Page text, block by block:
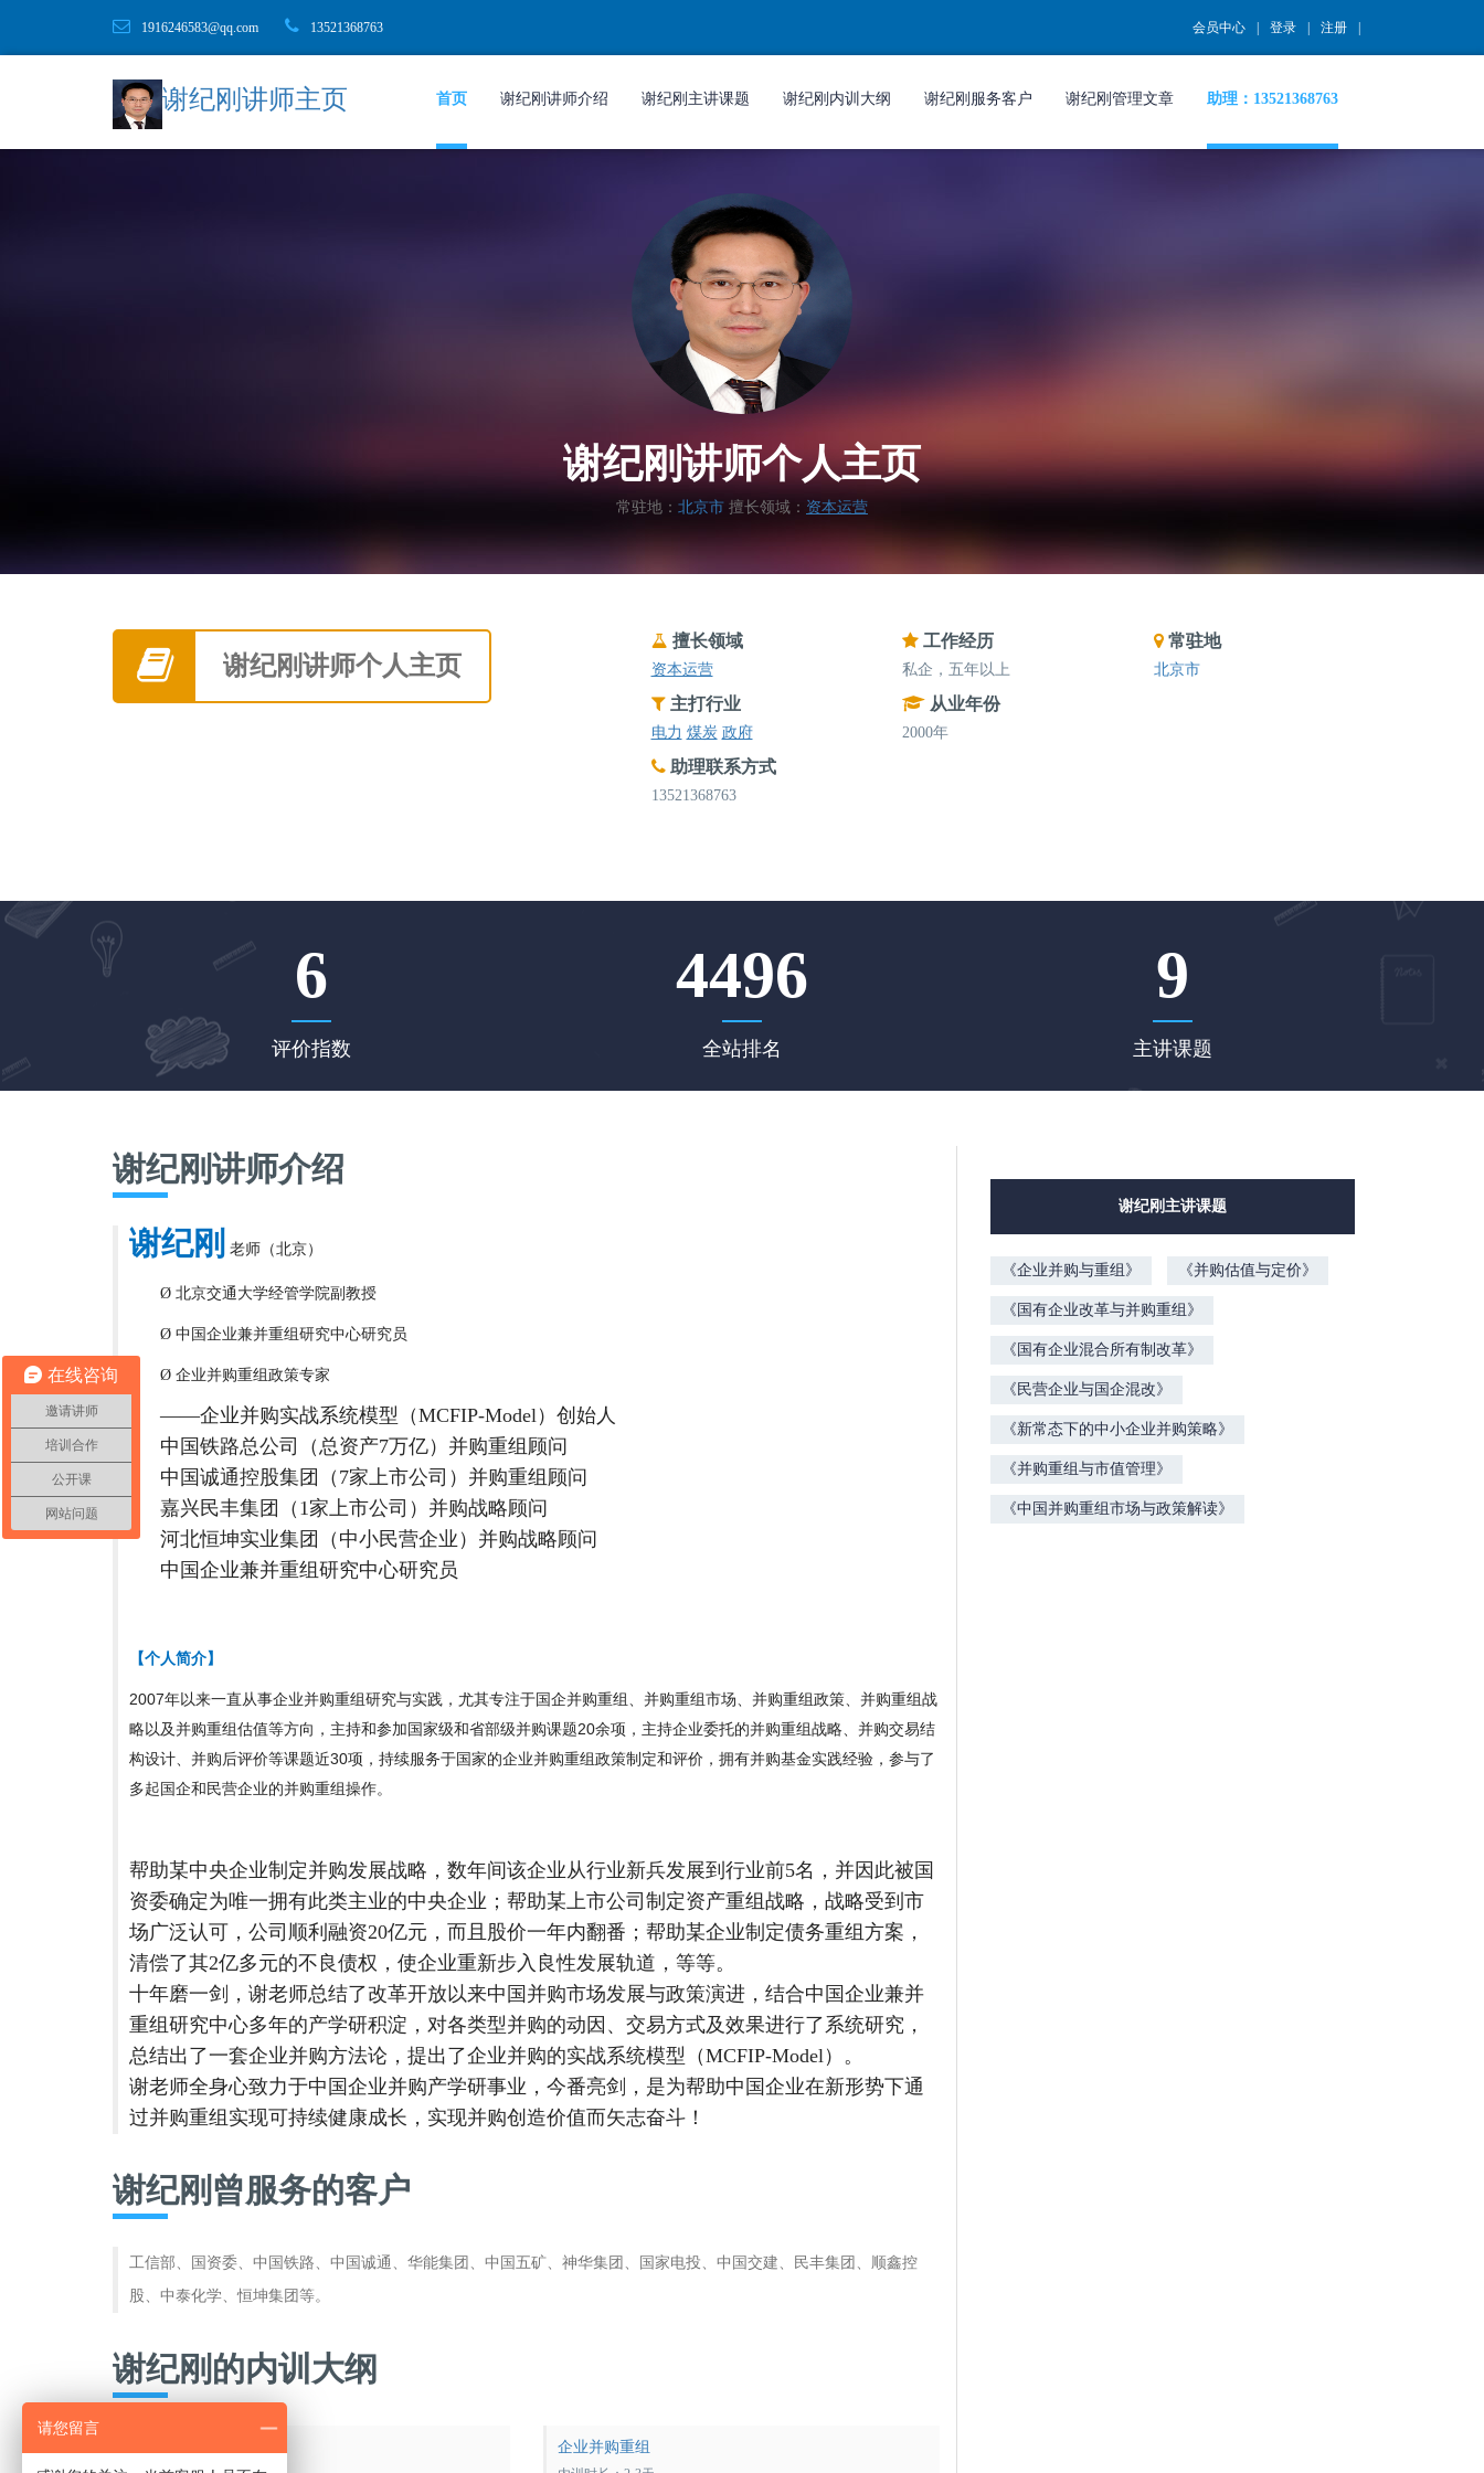
1916246583@qq.com 13521368763 会员中心 登录 注册
谢纪刚讲师主页 首页 谢纪刚讲师介绍 谢纪刚主讲课题 谢纪刚内训大纲 谢纪刚服务客户 谢纪刚管理文章 助理：13521368763
谢纪刚讲师个人主页
常驻地： 北京市 擅长领域： 资本运营
谢纪刚讲师个人主页
擅长领域
资本运营
主打行业
电力 煤炭 政府
助理联系方式
13521368763
工作经历
私企，五年以上
从业年份
2000年
常驻地
北京市
6
评价指数
4496
全站排名
9
主讲课题
谢纪刚讲师介绍
谢纪刚 老师（北京）
Ø 北京交通大学经管学院副教授
Ø 中国企业兼并重组研究中心研究员
Ø 企业并购重组政策专家
——企业并购实战系统模型（MCFIP-Model）创始人
中国铁路总公司（总资产7万亿）并购重组顾问
中国诚通控股集团（7家上市公司）并购重组顾问
嘉兴民丰集团（1家上市公司）并购战略顾问
河北恒坤实业集团（中小民营企业）并购战略顾问
中国企业兼并重组研究中心研究员
【个人简介】
2007年以来一直从事企业并购重组研究与实践，尤其专注于国企并购重组、并购重组市场、并购重组政策、并购重组战
略以及并购重组估值等方向，主持和参加国家级和省部级并购课题20余项，主持企业委托的并购重组战略、并购交易结
构设计、并购后评价等课题近30项，持续服务于国家的企业并购重组政策制定和评价，拥有并购基金实践经验，参与了
多起国企和民营企业的并购重组操作。
帮助某中央企业制定并购发展战略，数年间该企业从行业新兵发展到行业前5名，并因此被国
资委确定为唯一拥有此类主业的中央企业；帮助某上市公司制定资产重组战略，战略受到市
场广泛认可，公司顺利融资20亿元，而且股价一年内翻番；帮助某企业制定债务重组方案，
清偿了其2亿多元的不良债权，使企业重新步入良性发展轨道，等等。
十年磨一剑，谢老师总结了改革开放以来中国并购市场发展与政策演进，结合中国企业兼并
重组研究中心多年的产学研积淀，对各类型并购的动因、交易方式及效果进行了系统研究，
总结出了一套企业并购方法论，提出了企业并购的实战系统模型（MCFIP-Model）。
谢老师全身心致力于中国企业并购产学研事业，今番亮剑，是为帮助中国企业在新形势下通
过并购重组实现可持续健康成长，实现并购创造价值而矢志奋斗！
谢纪刚曾服务的客户
工信部、国资委、中国铁路、中国诚通、华能集团、中国五矿、神华集团、国家电投、中国交建、民丰集团、顺鑫控
股、中泰化学、恒坤集团等。
谢纪刚的内训大纲
企业并购重组
谢纪刚主讲课题
《企业并购与重组》 《并购估值与定价》
《国有企业改革与并购重组》
《国有企业混合所有制改革》
《民营企业与国企混改》
《新常态下的中小企业并购策略》
《并购重组与市值管理》
《中国并购重组市场与政策解读》
在线咨询
邀请讲师
培训合作
公开课
网站问题
请您留言